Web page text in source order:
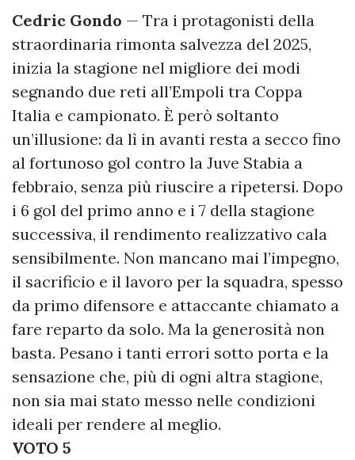
Cedric Gondo — Tra i protagonisti della
straordinaria rimonta salvezza del 2025,
inizia la stagione nel migliore dei modi
segnando due reti all’Empoli tra Coppa
Italia e campionato. È però soltanto
un’illusione: da lì in avanti resta a secco fino
al fortunoso gol contro la Juve Stabia a
febbraio, senza più riuscire a ripetersi. Dopo
i 6 gol del primo anno e i 7 della stagione
successiva, il rendimento realizzativo cala
sensibilmente. Non mancano mai l’impegno,
il sacrificio e il lavoro per la squadra, spesso
da primo difensore e attaccante chiamato a
fare reparto da solo. Ma la generosità non
basta. Pesano i tanti errori sotto porta e la
sensazione che, più di ogni altra stagione,
non sia mai stato messo nelle condizioni
ideali per rendere al meglio.
VOTO 5